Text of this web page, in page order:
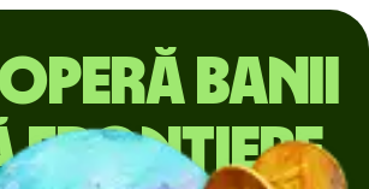
banii
frontiere